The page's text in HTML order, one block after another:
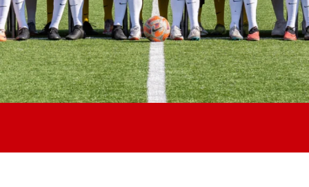
Jong AZ
Seizoenkaart